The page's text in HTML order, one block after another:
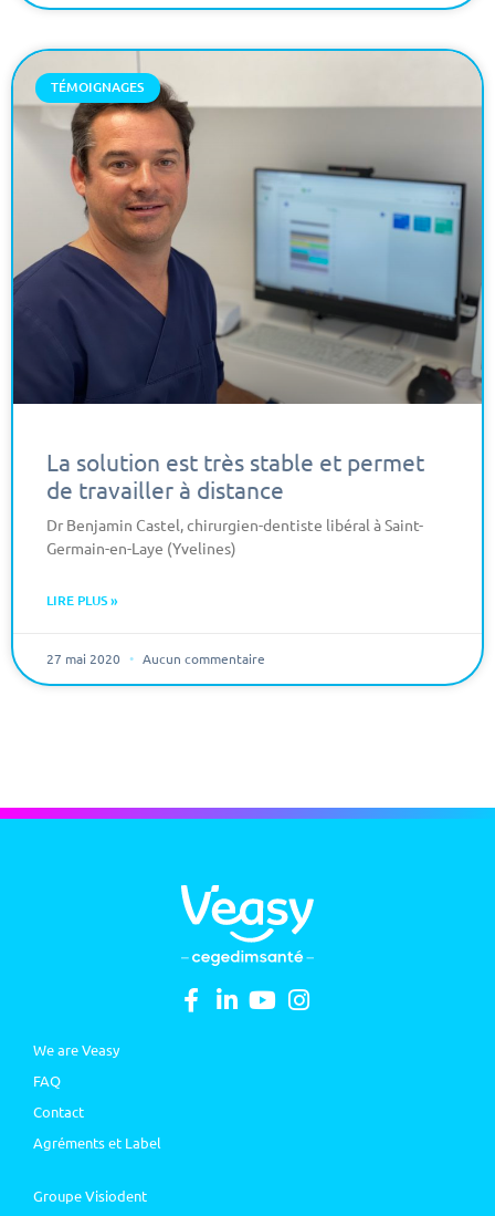
TÉMOIGNAGES
La solution est très stable et permet
de travailler à distance
Dr Benjamin Castel, chirurgien-dentiste libéral à Saint-
Germain-en-Laye (Yvelines)
LIRE PLUS »
27 mai 2020 Aucun commentaire
We are Veasy
FAQ
Contact
Agréments et Label
Groupe Visiodent